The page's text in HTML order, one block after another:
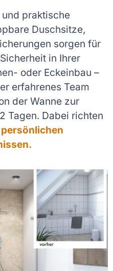
praktische
Duschsitze,
sorgen für
in Ihrer
oder Eckeinbau –
erfahrenes Team
der Wanne zur
Tagen. Dabei richten
persönlichen